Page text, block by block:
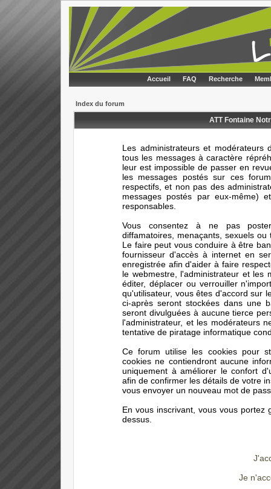
Accueil FAQ Recherche
Index du forum
ATT Fontaine
Les administrateurs et
tous les messages à caractère
leur est impossible de passer en
les messages postés sur ces
respectifs, et non pas des
messages postés par eux-même)
responsables.
Vous consentez à ne pas
diffamatoires, menaçants, sexuels
Le faire peut vous conduire à être
fournisseur d'accès à internet en
enregistrée afin d'aider à faire
le webmestre, l'administrateur et les
éditer, déplacer ou verrouiller
qu'utilisateur, vous êtes d'accord sur
ci-après seront stockées dans une
seront divulguées à aucune tierce
l'administrateur, et les modérateurs
tentative de piratage informatique
Ce forum utilise les cookies pour
cookies ne contiendront aucune
uniquement à améliorer le confort
afin de confirmer les détails de votre
vous envoyer un nouveau mot de
En vous inscrivant, vous vous
dessus.
Je